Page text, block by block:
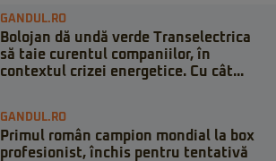
GANDUL.RO
Bolojan dă undă verde Transelectrica
să taie curentul companiilor, în
contextul crizei energetice. Cu cât...
GANDUL.RO
Primul român campion mondial la box
profesionist, închis pentru tentativă